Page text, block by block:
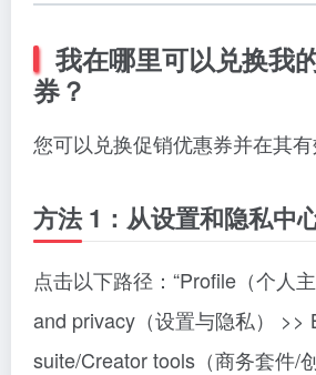
我在哪里可以兑换我
券？
您可以兑换促销优惠券并在其
方法 1：从设置和隐私中
点击以下路径：“Profile（个人
and privacy（设置与隐私） >>
suite/Creator tools（商务套件/